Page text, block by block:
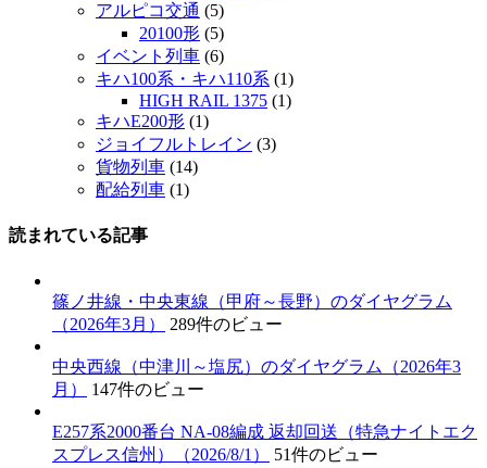
アルピコ交通 (5)
20100形 (5)
イベント列車 (6)
キハ100系・キハ110系 (1)
HIGH RAIL 1375 (1)
キハE200形 (1)
ジョイフルトレイン (3)
貨物列車 (14)
配給列車 (1)
読まれている記事
篠ノ井線・中央東線（甲府～長野）のダイヤグラム
（2026年3月）
289件のビュー
中央西線（中津川～塩尻）のダイヤグラム（2026年3
月）
147件のビュー
E257系2000番台 NA-08編成 返却回送（特急ナイトエク
スプレス信州）（2026/8/1）
51件のビュー